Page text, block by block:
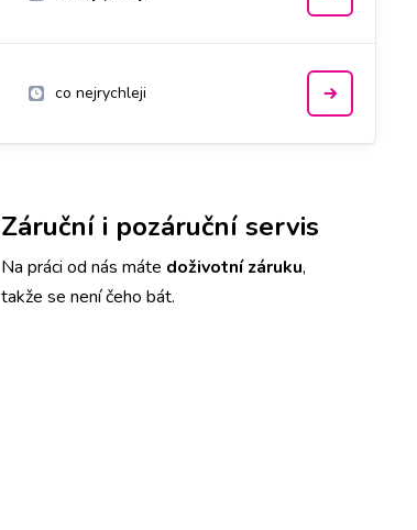
co nejrychleji
Záruční i pozáruční servis
Na práci od nás máte doživotní záruku,
takže se není čeho bát.